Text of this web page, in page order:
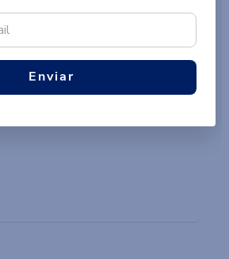
vão envolver você nos
VER PRODUTOS
Enviar